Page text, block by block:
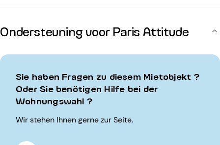
Ondersteuning voor Paris Attitude
Sie haben Fragen zu diesem Mietobjekt ?
Oder Sie benötigen Hilfe bei der
Wohnungswahl ?
Wir stehen Ihnen gerne zur Seite.